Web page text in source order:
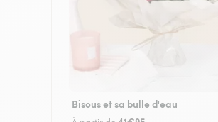
Bisous et sa bulle d'eau